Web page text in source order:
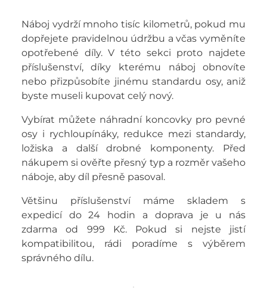
Náboj vydrží mnoho tisíc kilometrů, pokud mu
dopřejete pravidelnou údržbu a včas vyměníte
opotřebené díly. V této sekci proto najdete
příslušenství, díky kterému náboj obnovíte
nebo přizpůsobíte jinému standardu osy, aniž
byste museli kupovat celý nový.
Vybírat můžete náhradní koncovky pro pevné
osy i rychloupínáky, redukce mezi standardy,
ložiska a další drobné komponenty. Před
nákupem si ověřte přesný typ a rozměr vašeho
náboje, aby díl přesně pasoval.
Většinu příslušenství máme skladem s
expedicí do 24 hodin a doprava je u nás
zdarma od 999 Kč. Pokud si nejste jistí
kompatibilitou, rádi poradíme s výběrem
správného dílu.